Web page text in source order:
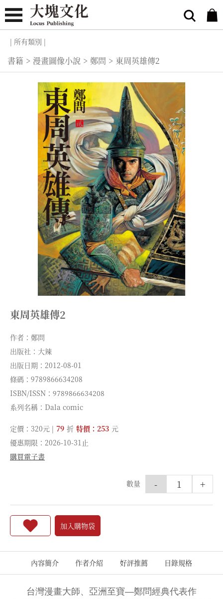
| 所有類別 |
書籍 > 漫畫圖像小說 > 鄭問 > 東周英雄傳2
東周英雄傳2
作者：鄭問
出版社：大辣
出版日期：2012-08-01
條碼：9789866634208
ISBN/ISSN：9789866634208
系列名稱：Dala comic
定價：320元 | 79 折 特價：253 元
優惠期限：2026-10-31止
購買電子書
數量 +
-
加入購物袋
內容簡介 作者介紹 好評推薦 目錄規格
台灣漫畫大師、亞洲至寶—鄭問經典代表作